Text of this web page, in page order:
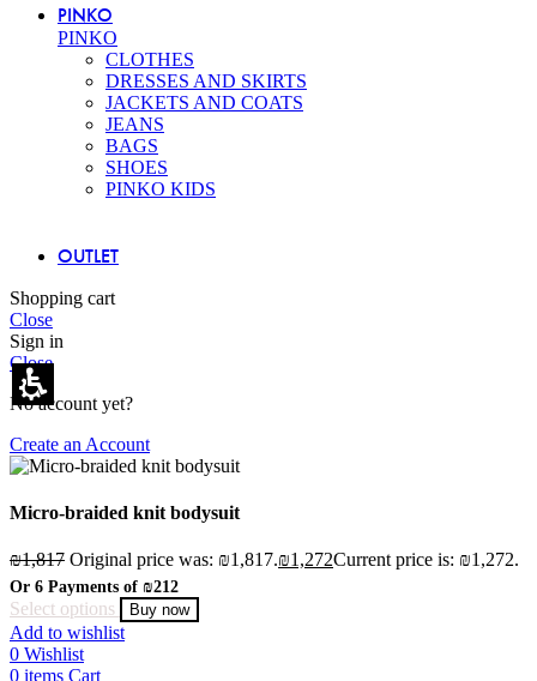
PINKO
PINKO
CLOTHES
DRESSES AND SKIRTS
JACKETS AND COATS
JEANS
BAGS
SHOES
PINKO KIDS
OUTLET
Shopping cart
Close
Sign in
Close
No account yet?
Create an Account
Micro-braided knit bodysuit
₪1,817 Original price was: ₪1,817.₪1,272Current price is: ₪1,272.
Or 6 Payments of ₪212
Select options Buy now
Add to wishlist
0 Wishlist
0 items Cart